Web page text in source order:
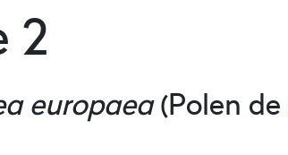
2
europaea(Polen de